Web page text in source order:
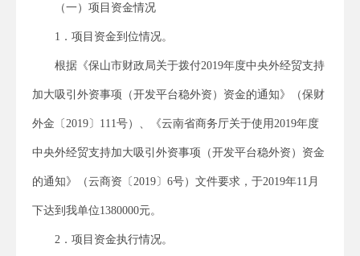
（一）项目资金情况
1．项目资金到位情况。
根据《保山市财政局关于拨付2019年度中央外经贸支持
加大吸引外资事项（开发平台稳外资）资金的通知》（保财
外金〔2019〕111号）、《云南省商务厅关于使用2019年度
中央外经贸支持加大吸引外资事项（开发平台稳外资）资金
的通知》（云商资〔2019〕6号）文件要求，于2019年11月
下达到我单位1380000元。
2．项目资金执行情况。